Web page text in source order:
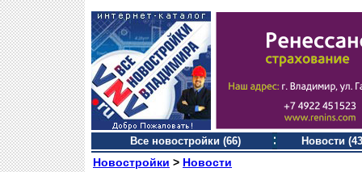
Все новостройки (66) Новости
Новостройки > Новости